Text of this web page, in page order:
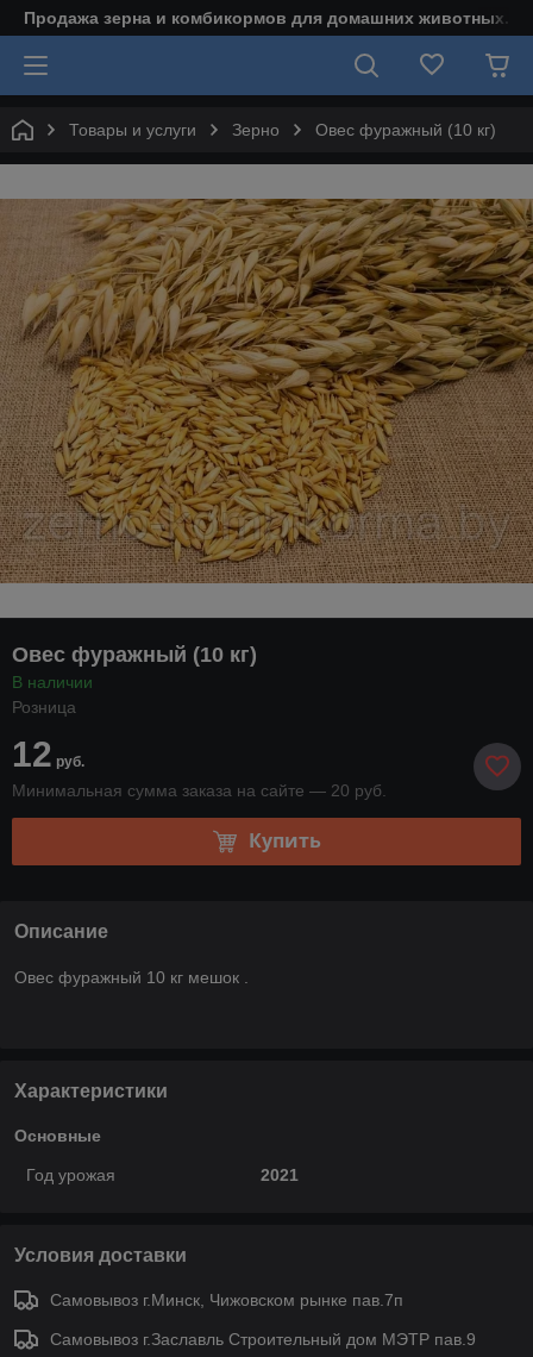
Продажа зерна и комбикормов для домашних животных.
Товары и услуги Зерно Овес фуражный (10 кг)
Овес фуражный (10 кг)
В наличии
Розница
12 руб.
Минимальная сумма заказа на сайте — 20 руб.
Купить
Описание
Овес фуражный 10 кг мешок .
Характеристики
Основные
Год урожая 2021
Условия доставки
Самовывоз г.Минск, Чижовском рынке пав.7п
Самовывоз г.Заславль Строительный дом МЭТР пав.9